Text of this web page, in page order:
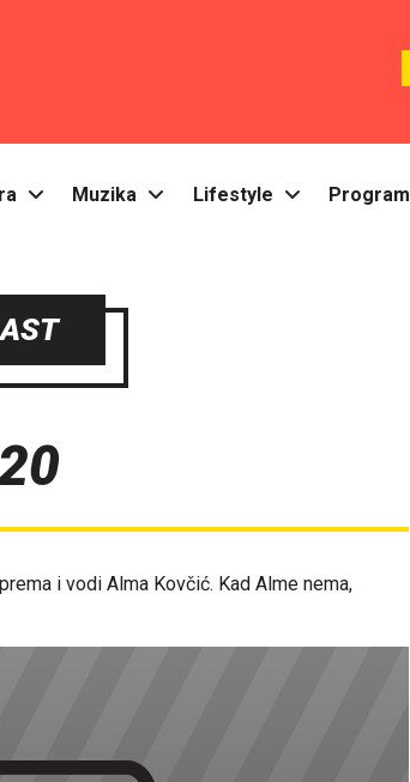
Muzika Lifestyle Program
i vodi Alma Kovčić. Kad Alme nema,